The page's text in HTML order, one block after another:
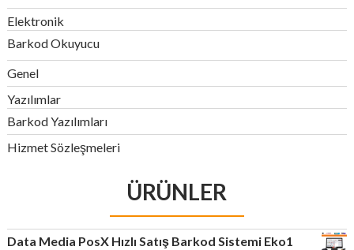
Elektronik
Barkod Okuyucu
Genel
Yazılımlar
Barkod Yazılımları
Hizmet Sözleşmeleri
ÜRÜNLER
Data Media PosX Hızlı Satış Barkod Sistemi Eko1